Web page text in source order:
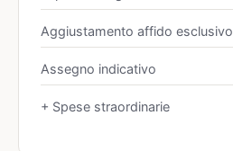
Aggiustamento affido esclusivo
Assegno indicativo
+ Spese straordinarie